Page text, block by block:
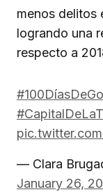
menos delitos
logrando una
respecto a
— Clara
January 26,